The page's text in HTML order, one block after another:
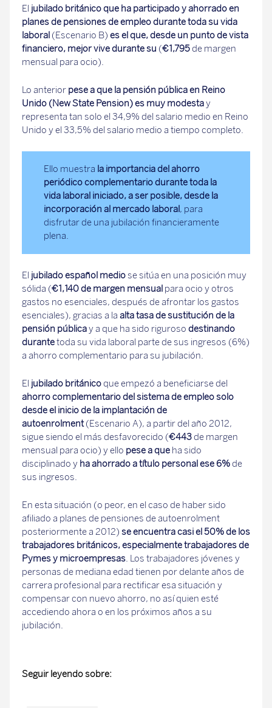
El jubilado británico que ha participado y ahorrado en
planes de pensiones de empleo durante toda su vida
laboral (Escenario B) es el que, desde un punto de vista
financiero, mejor vive durante su (€1,795de margen
mensual para ocio).
Lo anterior pese a que la pensión pública en Reino
Unido (New State Pension) es muy modestay
representa tan solo el 34,9% del salario medio en Reino
Unido y el 33,5% del salario medio a tiempo completo.
Ello muestra la importancia del ahorro
periódico complementario durante toda la
vida laboral iniciado, a ser posible, desde la
incorporación al mercado laboral, para
disfrutar de una jubilación financieramente
plena.
El jubilado español medio se sitúa en una posición muy
sólida (€1,140de margen mensual para ocio y otros
gastos no esenciales, después de afrontar los gastos
esenciales), gracias a la alta tasa de sustitución de la
pensión públicay a que ha sido riguroso destinando
durantetoda su vida laboral parte de sus ingresos (6%)
a ahorro complementario para su jubilación.
El jubilado británicoque empezó a beneficiarse del
ahorro complementario del sistema de empleo solo
desde el inicio de la implantación de
autoenrolment(Escenario A), a partir del año 2012,
sigue siendo el más desfavorecido (€443de margen
mensual para ocio) y ello pese a que ha sido
disciplinado y ha ahorrado a título personal ese 6%de
sus ingresos.
En esta situación (o peor, en el caso de haber sido
afiliado a planes de pensiones de autoenrolment
posteriormente a 2012) se encuentra casi el 50% de los
trabajadores británicos, especialmente trabajadores de
Pymes y microempresas. Los trabajadores jóvenes y
personas de mediana edad tienen por delante años de
carrera profesional para rectificar esa situación y
compensar con nuevo ahorro, no así quien esté
accediendo ahora o en los próximos años a su
jubilación.
Seguir leyendo sobre: